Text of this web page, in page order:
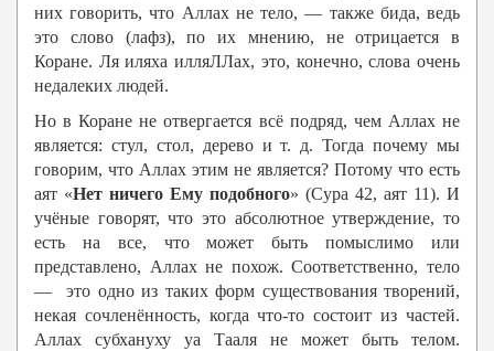
них говорить, что Аллах не тело, — также бида, ведь
это слово (лафз), по их мнению, не отрицается в
Коране. Ля иляха илляЛЛах, это, конечно, слова очень
недалеких людей.
Но в Коране не отвергается всё подряд, чем Аллах не
является: стул, стол, дерево и т. д. Тогда почему мы
говорим, что Аллах этим не является? Потому что есть
аят «Нет ничего Ему подобного» (Сура 42, аят 11). И
учёные говорят, что это абсолютное утверждение, то
есть на все, что может быть помыслимо или
представлено, Аллах не похож. Соответственно, тело
— это одно из таких форм существования творений,
некая сочленённость, когда что-то состоит из частей.
Аллах субхануху уа Тааля не может быть телом.